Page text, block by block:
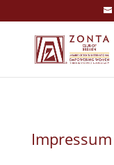
Impressum